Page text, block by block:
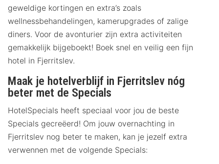
geweldige kortingen en extra’s zoals
wellnessbehandelingen, kamerupgrades of zalige
diners. Voor de avonturier zijn extra activiteiten
gemakkelijk bijgeboekt! Boek snel en veilig een fijn
hotel in Fjerritslev.
Maak je hotelverblijf in Fjerritslev nóg
beter met de Specials
HotelSpecials heeft speciaal voor jou de beste
Specials gecreëerd! Om jouw overnachting in
Fjerritslev nog beter te maken, kan je jezelf extra
verwennen met de volgende Specials: